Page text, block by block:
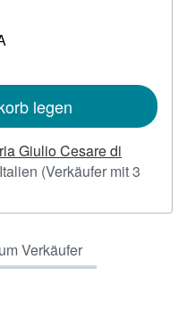
legen
Giulio Cesare di
(Verkäufer mit 3
Verkäufer